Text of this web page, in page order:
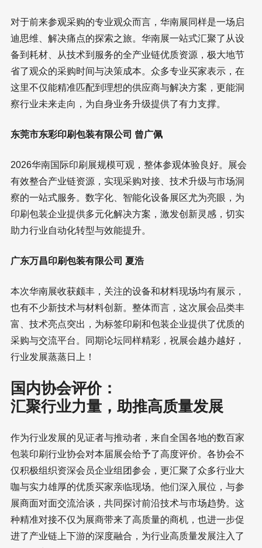
对于前来参观采购的专业观众而言，华南展同样是一场启
迪思维、解决痛点的探索之旅。华南展一站式汇聚了从设
备到耗材、从技术到服务的全产业链优质资源，极大地节
省了观众的采购时间与决策成本。众多专业买家表示，在
这里不仅能精准匹配到理想的供应商与解决方案，更能洞
察行业未来走向，为自身业务升级提供了有力支撑。
东莞市东彩印刷包装有限公司 曾广佩
2026华南国际印刷展规模可观，整体参观体验良好。展会
有效整合产业链资源，实现采购对接、技术升级与市场洞
察的一站式服务。数字化、智能化设备展区尤为亮眼，为
印刷包装企业提供多元化解决方案，激发创新灵感，切实
助力行业自动化转型与效能提升。
广东万昌印刷包装有限公司 夏浩
本次华南展收获颇丰，关注的设备和材料现场均有展示，
也有不少新技术与材料创新。整体而言，这次展会品类丰
富、技术亮点突出，为标签印刷和包装企业提供了优质的
采购与交流平台。同期论坛同样精彩，祝展会越办越好，
行业发展蒸蒸日上！
国内协会评价：
汇聚行业力量，助推高质量发展
作为行业发展的见证者与推动者，来自全国各地的数百家
包装印刷行业协会对本届展会给予了高度评价。各协会不
仅积极组织资深会员企业组团参会，更汇聚了众多行业大
咖与实力雄厚的优质买家亲临现场。他们深入展位，与参
展商面对面交流洽谈，共同探讨前沿技术与市场趋势。这
种精准对接不仅为展商带来了高质量的商机，也进一步促
进了产业链上下游的深度融合，为行业高质量发展注入了